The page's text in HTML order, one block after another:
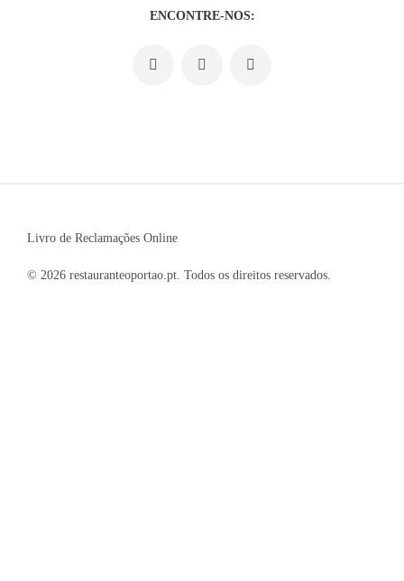
ENCONTRE-NOS:
Livro de Reclamações Online
© 2026 restauranteoportao.pt. Todos os direitos reservados.